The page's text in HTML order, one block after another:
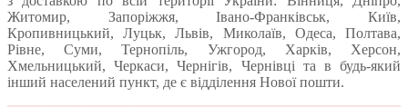
Житомир, Запоріжжя, Івано-Франківськ, Київ,
Кропивницький, Луцьк, Львів, Миколаїв, Одеса, Полтава,
Рівне, Суми, Тернопіль, Ужгород, Харків, Херсон,
Хмельницький, Черкаси, Чернігів, Чернівці та в будь-який
інший населений пункт, де є відділення Нової пошти.